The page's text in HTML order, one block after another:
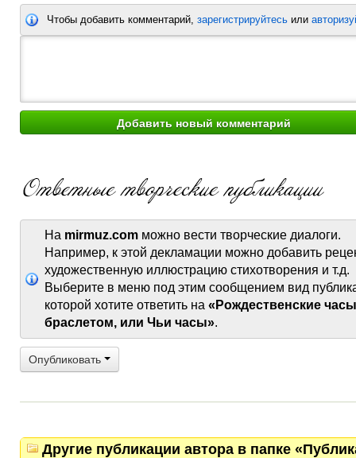
Чтобы добавить комментарий, зарегистрируйтесь или
На mirmuz.com можно вести творческие диалоги.
Например, к этой декламации можно добавить
художественную иллюстрацию стихотворения и т.д.
Выберите в меню под этим сообщением вид
которой хотите ответить на «Рождественские
браслетом, или Чьи часы».
Опубликовать
Другие публикации автора в папке